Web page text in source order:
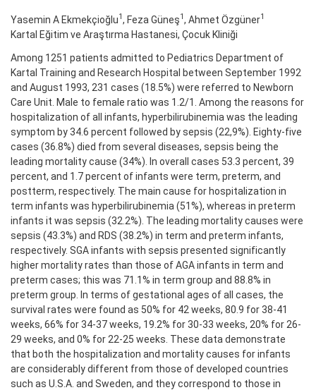
Yasemin A Ekmekçioğlu1 , Feza Güneş1 , Ahmet Özgüner1
Kartal Eğitim ve Araştırma Hastanesi, Çocuk Kliniği
Among 1251 patients admitted to Pediatrics Department of
Kartal Training and Research Hospital between September 1992
and August 1993, 231 cases (18.5%) were referred to Newborn
Care Unit. Male to female ratio was 1.2/1. Among the reasons for
hospitalization of all infants, hyperbilirubinemia was the leading
symptom by 34.6 percent followed by sepsis (22,9%). Eighty-five
cases (36.8%) died from several diseases, sepsis being the
leading mortality cause (34%). In overall cases 53.3 percent, 39
percent, and 1.7 percent of infants were term, preterm, and
postterm, respectively. The main cause for hospitalization in
term infants was hyperbilirubinemia (51%), whereas in preterm
infants it was sepsis (32.2%). The leading mortality causes were
sepsis (43.3%) and RDS (38.2%) in term and preterm infants,
respectively. SGA infants with sepsis presented significantly
higher mortality rates than those of AGA infants in term and
preterm cases; this was 71.1% in term group and 88.8% in
preterm group. In terms of gestational ages of all cases, the
survival rates were found as 50% for 42 weeks, 80.9 for 38-41
weeks, 66% for 34-37 weeks, 19.2% for 30-33 weeks, 20% for 26-
29 weeks, and 0% for 22-25 weeks. These data demonstrate
that both the hospitalization and mortality causes for infants
are considerably different from those of developed countries
such as U.S.A. and Sweden, and they correspond to those in